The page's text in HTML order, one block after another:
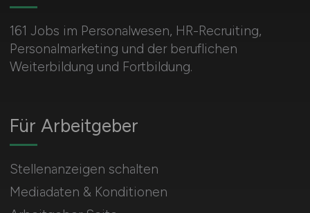
161 Jobs im Personalwesen, HR-Recruiting,
Personalmarketing und der beruflichen
Weiterbildung und Fortbildung.
Für Arbeitgeber
Stellenanzeigen schalten
Mediadaten & Konditionen